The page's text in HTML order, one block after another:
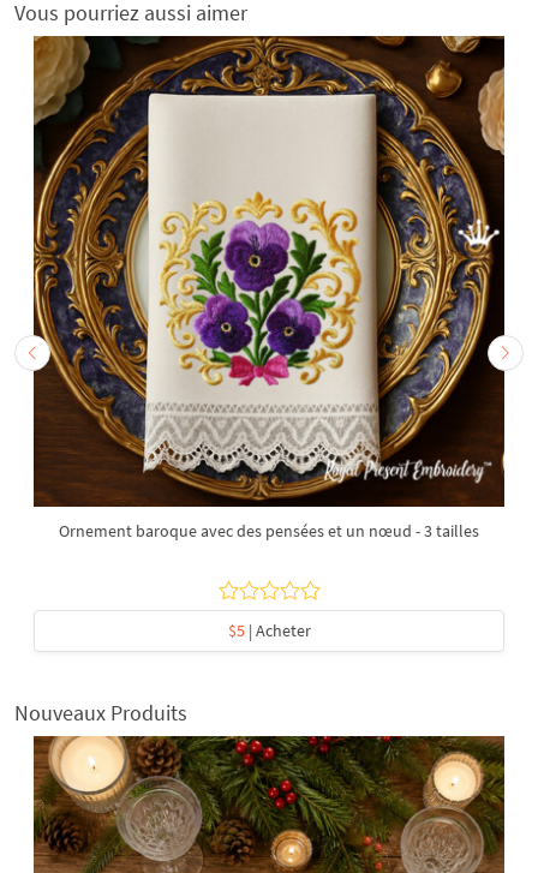
Vous pourriez aussi aimer
Ornement baroque avec des pensées et un nœud - 3 tailles
$5| Acheter
Nouveaux Produits